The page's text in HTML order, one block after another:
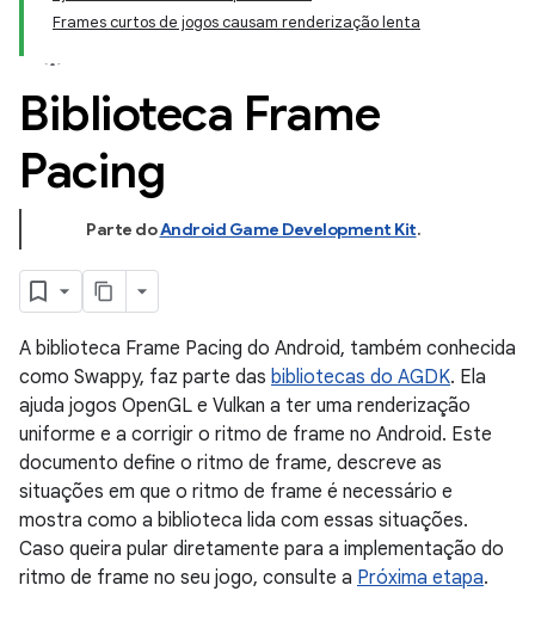
Frames curtos de jogos causam renderização lenta
Biblioteca Frame
Pacing
Parte doAndroid Game Development Kit.
A biblioteca Frame Pacing do Android, também conhecida
como Swappy, faz parte das bibliotecas do AGDK. Ela
ajuda jogos OpenGL e Vulkan a ter uma renderização
uniforme e a corrigir o ritmo de frame no Android. Este
documento define o ritmo de frame, descreve as
situações em que o ritmo de frame é necessário e
mostra como a biblioteca lida com essas situações.
Caso queira pular diretamente para a implementação do
ritmo de frame no seu jogo, consulte a Próxima etapa.